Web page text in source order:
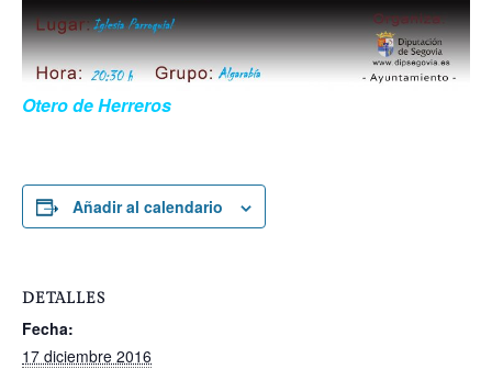
Otero de Herreros
Añadir al calendario
DETALLES
Fecha:
17 diciembre 2016